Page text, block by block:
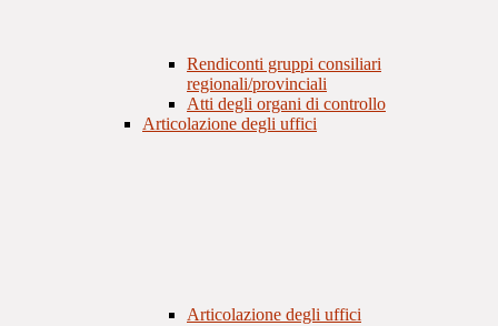
Rendiconti gruppi consiliari
regionali/provinciali
Atti degli organi di controllo
Articolazione degli uffici
Articolazione degli uffici